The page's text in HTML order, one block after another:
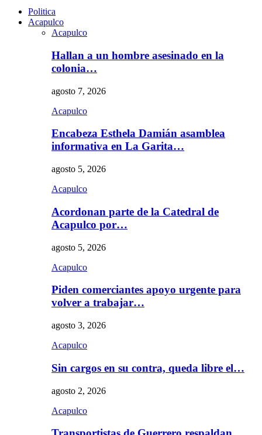
Politica
Acapulco
Acapulco
Hallan a un hombre asesinado en la
colonia…
agosto 7, 2026
Acapulco
Encabeza Esthela Damián asamblea
informativa en La Garita…
agosto 5, 2026
Acapulco
Acordonan parte de la Catedral de
Acapulco por…
agosto 5, 2026
Acapulco
Piden comerciantes apoyo urgente para
volver a trabajar…
agosto 3, 2026
Acapulco
Sin cargos en su contra, queda libre el…
agosto 2, 2026
Acapulco